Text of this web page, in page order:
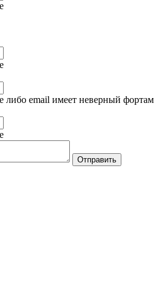
либо email имеет неверный фортам
Отправить